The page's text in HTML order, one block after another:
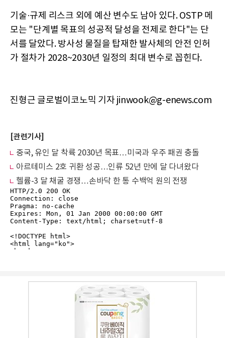
기술·규제 리스크 외에 예산 변수도 남아 있다. OSTP 메
모는 "단계별 목표의 성공적 달성을 전제로 한다"는 단
서를 달았다. 방사성 물질을 탑재한 발사체의 안전 인허
가 절차가 2028~2030년 일정의 최대 변수로 꼽힌다.
진형근 글로벌이코노믹 기자 jinwook@g-enews.com
[관련기사]
중국, 유인 달 착륙 2030년 목표…미국과 우주 패권 충돌
아르테미스 2호 귀환 성공…인류 52년 만에 달 다녀왔다
헬륨-3 달 채굴 경쟁…손바닥 한 통 수백억 원의 전쟁